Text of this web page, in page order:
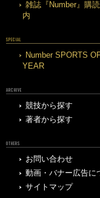
雑誌『Number』購
内
SPECIAL
Number SPORTS
YEAR
ARCHIVE
競技から探す
著者から探す
OTHERS
お問い合わせ
動画・バナー広告に
サイトマップ